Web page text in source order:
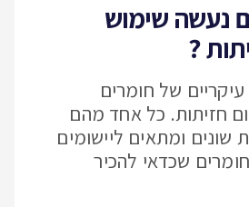
נעשה שימוש
?
של חומרים
חזיתות. כל אחד מהם
שונים ומתאים ליישומים
שכדאי להכיר